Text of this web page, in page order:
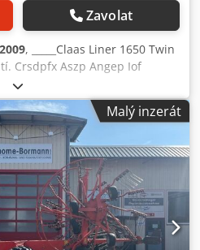
Zavolat
2009, _____Claas Liner 1650 Twin
Crsdpfx Aszp Angep Iof
7 900,00 EUR bez DPH.
Malý inzerát